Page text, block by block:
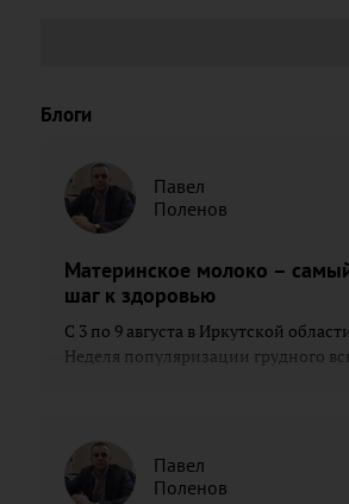
Блоги
Павел
Поленов
Материнское молоко –
шаг к здоровью
С 3 по 9 августа в Иркутской
Неделя популяризации грудного
Павел
Поленов